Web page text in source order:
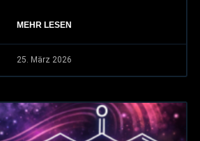
MEHR LESEN
25. März 2026